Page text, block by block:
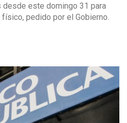
este domingo 31 para
pedido por el Gobierno.